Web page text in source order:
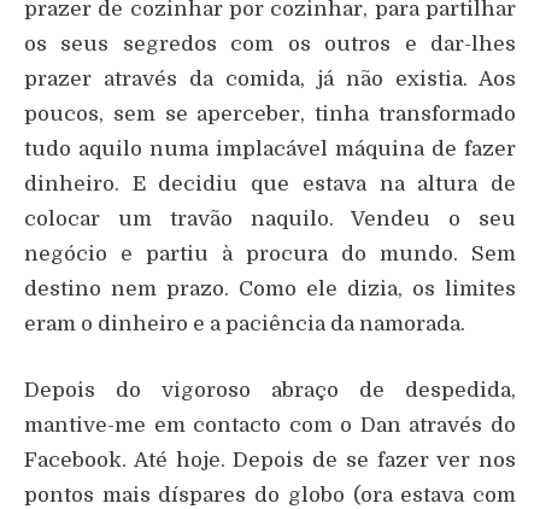
prazer de cozinhar por cozinhar, para partilhar
os seus segredos com os outros e dar-lhes
prazer através da comida, já não existia. Aos
poucos, sem se aperceber, tinha transformado
tudo aquilo numa implacável máquina de fazer
dinheiro. E decidiu que estava na altura de
colocar um travão naquilo. Vendeu o seu
negócio e partiu à procura do mundo. Sem
destino nem prazo. Como ele dizia, os limites
eram o dinheiro e a paciência da namorada.
Depois do vigoroso abraço de despedida,
mantive-me em contacto com o Dan através do
Facebook. Até hoje. Depois de se fazer ver nos
pontos mais díspares do globo (ora estava com